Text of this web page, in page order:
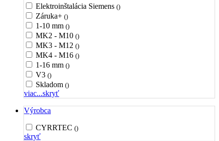
Elektroinštalácia Siemens ()
Záruka+ ()
1-10 mm ()
MK2 - M10 ()
MK3 - M12 ()
MK4 - M16 ()
1-16 mm ()
V3 ()
Skladom ()
viac...skryť
Výrobca
CYRRTEC ()
skryť